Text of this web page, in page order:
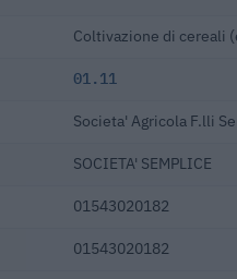
Coltivazione di cereali
01.11
Societa' Agricola F.lli
SOCIETA' SEMPLICE
01543020182
01543020182